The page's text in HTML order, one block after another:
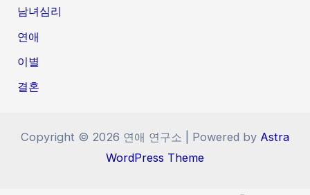
남녀심리
연애
이별
결혼
Copyright © 2026 연애 연구소 | Powered by Astra
WordPress Theme